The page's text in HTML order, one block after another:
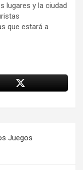
lugares y la ciudad
que estará a
Juegos